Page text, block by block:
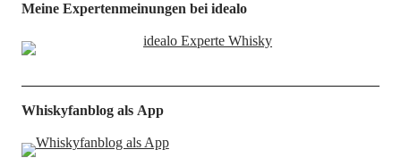
Meine Expertenmeinungen bei idealo
Whiskyfanblog als App